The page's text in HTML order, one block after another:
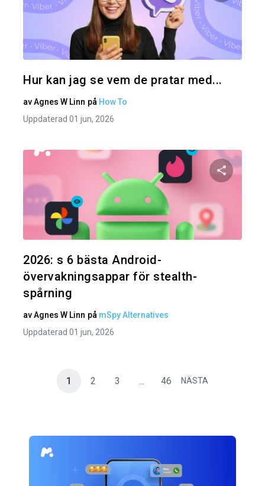
Hur kan jag se vem de pratar med...
avAgnes W Linn på How To
Uppdaterad 01 jun, 2026
2026: s 6 bästa Android-
övervakningsappar för stealth-
spårning
avAgnes W Linn på mSpy Alternatives
Uppdaterad 01 jun, 2026
1 2 3 ... 46 NÄSTA